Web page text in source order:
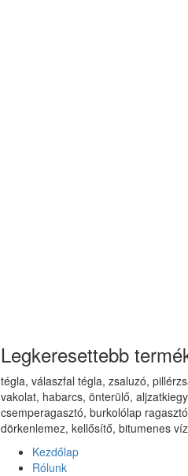
Legkeresettebb
tégla, válaszfal tégla, zsaluzó,
vakolat, habarcs, önterülő,
csemperagasztó, burkolólap
dörkenlemez, kellősítő, bitumenes
Kezdőlap
Rólunk